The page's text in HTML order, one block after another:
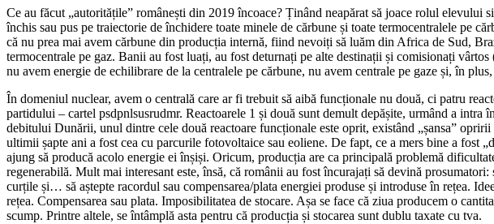
Ce au făcut „autoritățile” românești din 2019 încoace? Ținând neapărat să joace rolul
închis sau pus pe traiectorie de închidere toate minele de cărbune și toate termocentralele pe
că nu prea mai avem cărbune din producția internă, fiind nevoiți să luăm din Africa de Sud,
termocentrale pe gaz. Banii au fost luați, au fost deturnați pe alte destinații și comisionați
nu avem energie de echilibrare de la centralele pe cărbune, nu avem centrale pe gaze și, în
În domeniul nuclear, avem o centrală care ar fi trebuit să aibă funcționale nu două, ci patru
partidului – cartel psdpnlsusrudmr. Reactoarele 1 și două sunt demult depășite, urmând a
debitului Dunării, unul dintre cele două reactoare funcționale este oprit, existând „șansa”
ultimii șapte ani a fost cea cu parcurile fotovoltaice sau eoliene. De fapt, ce a mers bine a
ajung să producă acolo energie ei înșiși. Oricum, producția are ca principală problemă
regenerabilă. Mult mai interesant este, însă, că românii au fost încurajați să devină
curțile și… să aștepte racordul sau compensarea/plata energiei produse și introduse în rețea.
rețea. Compensarea sau plata. Imposibilitatea de stocare. Așa se face că ziua producem o
scump. Printre altele, se întâmplă asta pentru că producția și stocarea sunt dublu taxate cu tva.